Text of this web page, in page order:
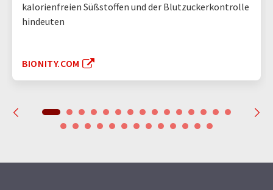
kalorienfreien Süßstoffen und der Blutzuckerkontrolle
hindeuten
BIONITY.COM